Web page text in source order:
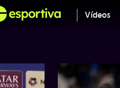
Vídeos